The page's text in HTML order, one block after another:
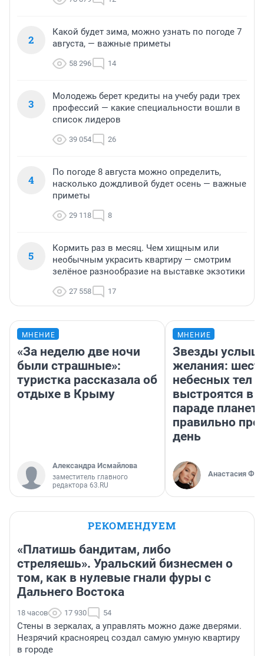
2
Какой будет зима, можно узнать по погоде 7
августа, — важные приметы
58 296 14
3
Молодежь берет кредиты на учебу ради трех
профессий — какие специальности вошли в
список лидеров
39 054 26
4
По погоде 8 августа можно определить,
насколько дождливой будет осень — важные
приметы
29 118 8
5
Кормить раз в месяц. Чем хищным или
необычным украсить квартиру — смотрим
зелёное разнообразие на выставке экзотики
27 558 17
МНЕНИЕ
«За неделю две ночи
были страшные»:
туристка рассказала об
отдыхе в Крыму
Александра Исмайлова
заместитель главного
редактора 63.RU
МНЕНИЕ
Звезды
желания:
небесных тел
выстроятся в
параде планет
правильно
день
Анастасия
РЕКОМЕНДУЕМ
«Платишь бандитам, либо
стреляешь». Уральский бизнесмен о
том, как в нулевые гнали фуры с
Дальнего Востока
18 часов 17 930 54
Стены в зеркалах, а управлять можно даже дверями.
Незрячий красноярец создал самую умную квартиру
в городе